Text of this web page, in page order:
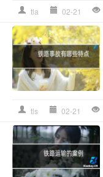
tla 02-21
tls 02-21